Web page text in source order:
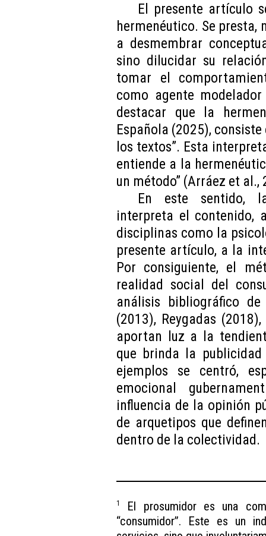
El presente artículo
hermenéutico. Se
a desmembrar
sino dilucidar su
tomar el
como agente
destacar que la
Española (2025),
los textos”. Esta
entiende a la
un método” (Arráez et al.,
En este sentido,
interpreta el contenido,
disciplinas como la
presente artículo, a la
Por consiguiente, el
realidad social del
análisis bibliográfico
(2013), Reygadas
aportan luz a la
que brinda la
ejemplos se centró,
emocional
influencia de la opinión
de arquetipos que
dentro de la colectividad.
1
El prosumidor es una
“consumidor”. Este es un